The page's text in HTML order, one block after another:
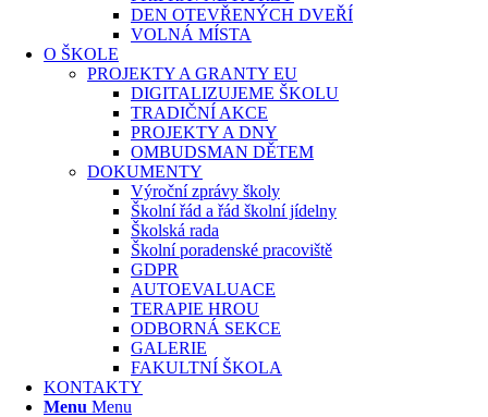
DEN OTEVŘENÝCH DVEŘÍ
VOLNÁ MÍSTA
O ŠKOLE
PROJEKTY A GRANTY EU
DIGITALIZUJEME ŠKOLU
TRADIČNÍ AKCE
PROJEKTY A DNY
OMBUDSMAN DĚTEM
DOKUMENTY
Výroční zprávy školy
Školní řád a řád školní jídelny
Školská rada
Školní poradenské pracoviště
GDPR
AUTOEVALUACE
TERAPIE HROU
ODBORNÁ SEKCE
GALERIE
FAKULTNÍ ŠKOLA
KONTAKTY
Menu Menu